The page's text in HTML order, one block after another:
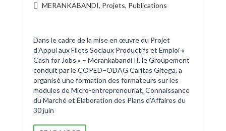
MERANKABANDI, Projets, Publications
Dans le cadre de la mise en œuvre du Projet
d’Appui aux Filets Sociaux Productifs et Emploi «
Cash for Jobs » – Merankabandi II, le Groupement
conduit par le COPED–ODAG Caritas Gitega, a
organisé une formation des formateurs sur les
modules de Micro-entrepreneuriat, Connaissance
du Marché et Élaboration des Plans d’Affaires du
30 juin